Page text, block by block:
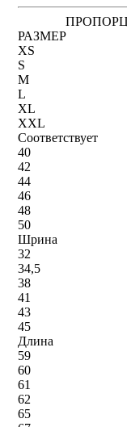
РАЗМЕР
XS
S
M
L
XL
XXL
Соответствует
40
42
44
46
48
50
Шрина
32
34,5
38
41
43
45
Длина
59
60
61
62
65